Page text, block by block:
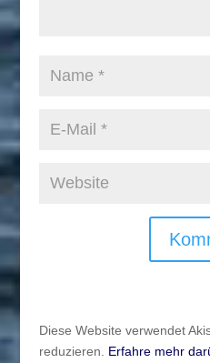
Diese Website verwendet
reduzieren. Erfahre mehr